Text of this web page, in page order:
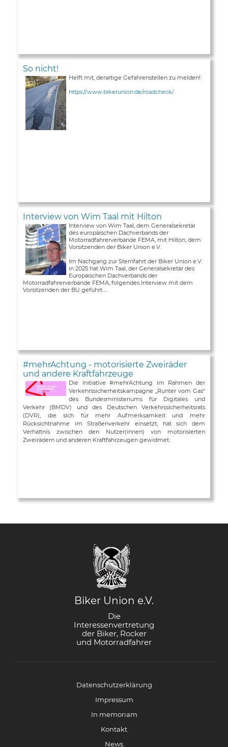
So nicht!
Helft mit, derartige Gefahrenstellen zu melden!
https://www.bikerunion.de/roadcheck/
Interview von Wim Taal mit Hilton
Interview von Wim Taal, dem Generalsekretär
des europäischen Dachverbands der
Motorradfahrerverbände FEMA, mit Hilton, dem
Vorsitzenden der Biker Union e.V.
Im Nachgang zur Sternfahrt der Biker Union e.V.
in 2025 hat Wim Taal, der Generalsekretär des
Europäischen Dachverbands der
Motorradfahrerverbände FEMA, folgendes Interview mit dem
Vorsitzenden der BU geführt ...
#mehrAchtung - motorisierte Zweiräder
und andere Kraftfahrzeuge
Die Initiative #mehrAchtung im Rahmen der
Verkehrssicherheitskampagne „Runter vom Gas“
des Bundesministeriums für Digitales und
Verkehr (BMDV) und des Deutschen Verkehrssicherheitsrats
(DVR), die sich für mehr Aufmerksamkeit und mehr
Rücksichtnahme im Straßenverkehr einsetzt, hat sich dem
Verhältnis zwischen den Nutzer(innen) von motorisierten
Zweirädern und anderen Kraftfahrzeugen gewidmet.
Biker Union e.V.
Die
Interessenvertretung
der Biker, Rocker
und Motorradfahrer
Datenschutzerklärung
Impressum
In memoriam
Kontakt
News